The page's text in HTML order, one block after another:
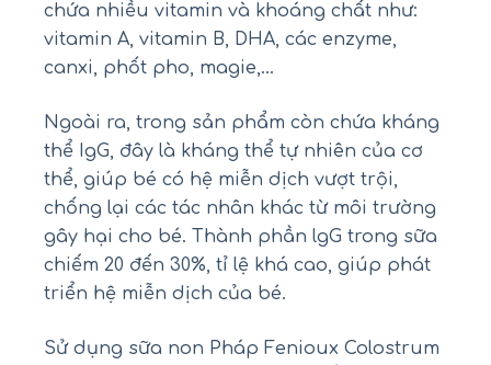
chứa nhiều vitamin và khoáng chất như:
vitamin A, vitamin B, DHA, các enzyme,
canxi, phốt pho, magie,…
Ngoài ra, trong sản phẩm còn chứa kháng
thể IgG, đây là kháng thể tự nhiên của cơ
thể, giúp bé có hệ miễn dịch vượt trội,
chống lại các tác nhân khác từ môi trường
gây hại cho bé. Thành phần lgG trong sữa
chiếm 20 đến 30%, tỉ lệ khá cao, giúp phát
triển hệ miễn dịch của bé.
Sử dụng sữa non Pháp Fenioux Colostrum